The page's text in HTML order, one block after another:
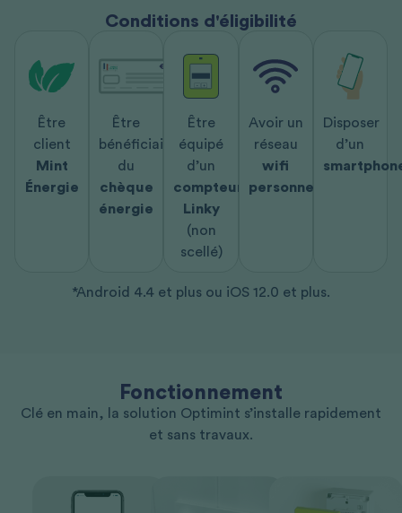
Conditions d'éligibilité
Être
client
Mint
Énergie
Être
bénéficiaire
du
chèque
énergie
Être
équipé
d’un
compteur
Linky
(non
scellé)
Avoir un
réseau
wifi
personnel
Disposer
d’un
*Android 4.4 et plus ou iOS 12.0 et plus.
Fonctionnement
Clé en main, la solution Optimint s’installe rapidement
et sans travaux.